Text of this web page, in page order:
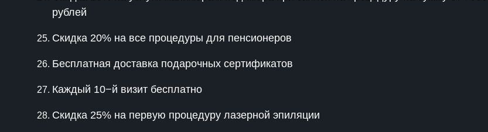
рублей
Скидка 20% на все процедуры для пенсионеров
Бесплатная доставка подарочных сертификатов
Каждый 10−й визит бесплатно
Скидка 25% на первую процедуру лазерной эпиляции